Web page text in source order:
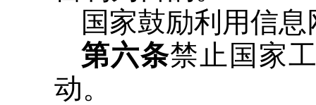
国家鼓励利用信
第六条禁止国家
动。